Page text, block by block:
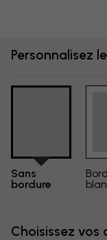
Personnalisez
Sans
bordure
Choisissez vos